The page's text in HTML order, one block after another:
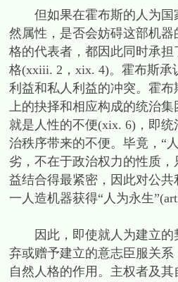
但如果在霍布斯的人为国
然属性，是否会妨碍这部机
格的代表者，都因此同时承
格(xxiii. 2，xix. 4)。霍布斯承
利益和私人利益的冲突。霍
上的抉择和相应构成的统治
就是人性的不便(xix. 6)，即
治秩序带来的不便。毕竟，“
劣，不在于政治权力的性质
益结合得最紧密，因此对公
一人造机器获得“人为永生
因此，即使就人为建立的
弃或赠予建立的意志臣服关
自然人格的作用。主权者及